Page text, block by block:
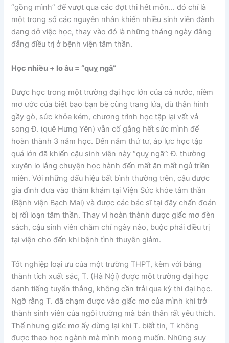
“gồng mình” để vượt qua các đợt thi hết môn… đó chỉ là
một trong số các nguyên nhân khiến nhiều sinh viên đành
dang dở việc học, thay vào đó là những tháng ngày đằng
đẵng điều trị ở bệnh viện tâm thần.
Học nhiều + lo âu = “quỵ ngã”
Được học trong một trường đại học lớn của cả nước, niềm
mơ ước của biết bao bạn bè cùng trang lứa, dù thân hình
gầy gò, sức khỏe kém, chương trình học tập lại vất vả
song Đ. (quê Hưng Yên) vẫn cố gắng hết sức mình để
hoàn thành 3 năm học. Đến năm thứ tư, áp lực học tập
quá lớn đã khiến cậu sinh viên này “quỵ ngã”: Đ. thường
xuyên lo lắng chuyện học hành đến mất ăn mất ngủ triền
miên. Với những dấu hiệu bất bình thường trên, cậu được
gia đình đưa vào thăm khám tại Viện Sức khỏe tâm thần
(Bệnh viện Bạch Mai) và được các bác sĩ tại đây chẩn đoán
bị rối loạn tâm thần. Thay vì hoàn thành được giấc mơ đèn
sách, cậu sinh viên chăm chỉ ngày nào, buộc phải điều trị
tại viện cho đến khi bệnh tình thuyên giảm.
Tốt nghiệp loại ưu của một trường THPT, kèm với bảng
thành tích xuất sắc, T. (Hà Nội) được một trường đại học
danh tiếng tuyển thẳng, không cần trải qua kỳ thi đại học.
Ngỡ rằng T. đã chạm được vào giấc mơ của mình khi trở
thành sinh viên của ngôi trường mà bản thân rất yêu thích.
Thế nhưng giấc mơ ấy dừng lại khi T. biết tin, T không
được theo học ngành mà mình mong muốn. Những suy